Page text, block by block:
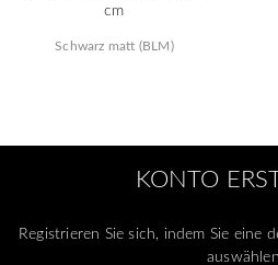
cm
Schwarz matt (BLM)
KONTO
Registrieren Sie sich, indem Sie eine